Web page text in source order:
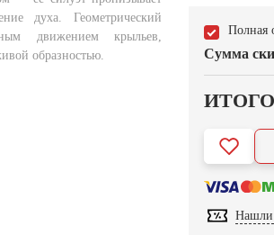
духа. Геометрический
движением крыльев,
образностью.
Полная
Сумма
ИТОГО
Нашли